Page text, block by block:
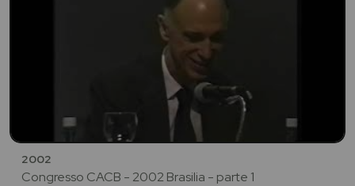
2002
Congresso CACB - 2002 Brasilia - parte 1